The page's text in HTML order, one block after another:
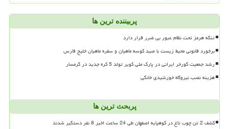
پربیننده ترین ها
تنگه هرمز تحت نظام عبور بی ضرر قرار دارد
برخورد قانونی محیط زیست با صید کوسه ماهیان و سفره ماهیان خلیج فارس
رشد جمعیت گورخر ایرانی در پارک ملی کویر تولد 5 کره جدید در گرمسار
هزینه نصب نیروگاه خورشیدی خانگی
پربحث ترین ها
کشف 2 تن چوب تاغ در کوهپایه اصفهان طی 24 ساعت اخیر 8 نفر دستگیر شدند